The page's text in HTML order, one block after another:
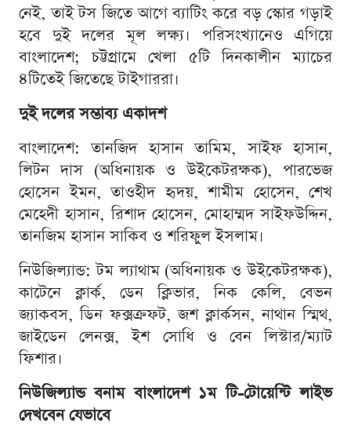
নেই, তাই টস জিতে আগে ব্যাটিং করে বড় স্কোর গড়াই
হবে দুই দলের মূল লক্ষ্য। পরিসংখ্যানেও এগিয়ে
বাংলাদেশ; চট্টগ্রামে খেলা ৫টি দিনকালীন ম্যাচের
৪টিতেই জিতেছে টাইগাররা।
দুই দলের সম্ভাব্য একাদশ
বাংলাদেশ: তানজিদ হাসান তামিম, সাইফ হাসান,
লিটন দাস (অধিনায়ক ও উইকেটরক্ষক), পারভেজ
হোসেন ইমন, তাওহীদ হৃদয়, শামীম হোসেন, শেখ
মেহেদী হাসান, রিশাদ হোসেন, মোহাম্মদ সাইফউদ্দিন,
তানজিম হাসান সাকিব ও শরিফুল ইসলাম।
নিউজিল্যান্ড: টম ল্যাথাম (অধিনায়ক ও উইকেটরক্ষক),
কাটেনে ক্লার্ক, ডেন ক্লিভার, নিক কেলি, বেভন
জ্যাকবস, ডিন ফক্সক্রফট, জশ ক্লার্কসন, নাথান স্মিথ,
জাইডেন লেনক্স, ইশ সোধি ও বেন লিস্টার/ম্যাট
ফিশার।
নিউজিল্যান্ড বনাম বাংলাদেশ ১ম টি-টোয়েন্টি লাইভ
দেখবেন যেভাবে